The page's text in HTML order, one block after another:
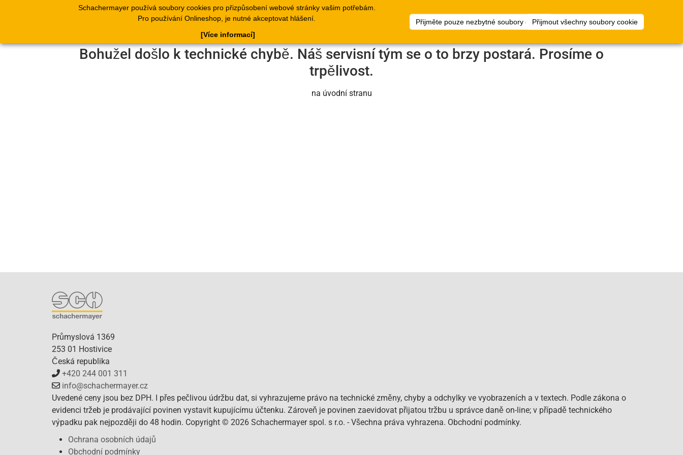
Schachermayer používá soubory cookies pro přizpůsobení webové stránky vašim potřebám.
Pro používání Onlineshop, je nutné akceptovat hlášení.
Přijměte pouze nezbytné soubory cookiePřijmout všechny soubory cookie
[Více informací]
Produkty Katalogy Doklady
Webové
stránky
Seznamy
Dokumenty
Plánovač
podlah
přihlásit
Bohužel došlo k technické chybě. Náš servisní tým se o to brzy postará. Prosíme o
trpělivost.
na úvodní stranu
Průmyslová 1369
253 01 Hostivice
Česká republika
+420 244 001 311
info@schachermayer.cz
Uvedené ceny jsou bez DPH. I přes pečlivou údržbu dat, si vyhrazujeme právo na technické změny, chyby a odchylky ve vyobrazeních a v textech. Podle zákona o
evidenci tržeb je prodávající povinen vystavit kupujícímu účtenku. Zároveň je povinen zaevidovat přijatou tržbu u správce daně on-line; v případě technického
výpadku pak nejpozději do 48 hodin. Copyright © 2026 Schachermayer spol. s r.o. - Všechna práva vyhrazena. Obchodní podmínky.
Ochrana osobních údajů
Obchodní podmínky